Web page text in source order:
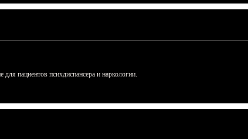
для пациентов психдиспансера и наркологии.